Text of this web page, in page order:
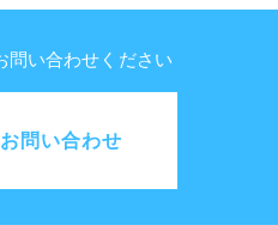
問い合わせください
問い合わせ